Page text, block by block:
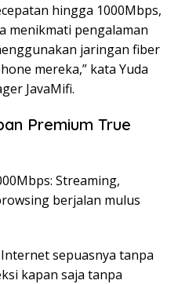
hingga 1000Mbps,
menikmati pengalaman
jaringan fiber
mereka,” kata Yuda
JavaMifi.
Premium True
Streaming,
berjalan mulus
sepuasnya tanpa
kapan saja tanpa